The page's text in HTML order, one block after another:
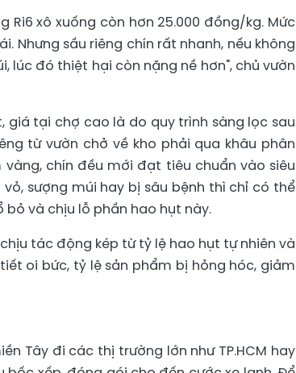
xô xuống còn hơn 25.000 đồng/kg. Mức
Nhưng sầu riêng chín rất nhanh, nếu không
lúc đó thiệt hại còn nặng nề hơn", chủ vườn
tại chợ cao là do quy trình sàng lọc sau
từ vườn chở về kho phải qua khâu phân
chín đều mới đạt tiêu chuẩn vào siêu
sượng múi hay bị sâu bệnh thì chỉ có thể
và chịu lỗ phần hao hụt này.
tác động kép từ tỷ lệ hao hụt tự nhiên và
oi bức, tỷ lệ sản phẩm bị hỏng hóc, giảm
Tây đi các thị trường lớn như TP.HCM hay